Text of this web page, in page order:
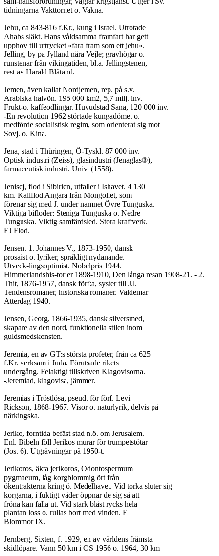
tidningarna Vakttornet o. Vakna.
Jehu, ca 843-816 f.Kr., kung i Israel. Utrotade
Ahabs släkt. Hans våldsamma framfart har gett
upphov till uttrycket »fara fram som ett jehu».
Jelling, by på Jylland nära Vejle; gravhögar o.
runstenar från vikingatiden, bl.a. Jellingstenen,
rest av Harald Blåtand.
Jemen, även kallat Nordjemen, rep. på s.v.
Arabiska halvön. 195 000 km2, 5,7 milj. inv.
Frukt-o. kaffeodlingar. Huvudstad Sana, 120 000 inv.
-En revolution 1962 störtade kungadömet o.
medförde socialistisk regim, som orienterat sig mot
Sovj. o. Kina.
Jena, stad i Thüringen, Ö-Tyskl. 87 000 inv.
Optisk industri (Zeiss), glasindustri (Jenaglas®),
farmaceutisk industri. Univ. (1558).
Jenisej, flod i Sibirien, utfaller i Ishavet. 4 130
km. Källflod Angara från Mongoliet, som
förenar sig med J. under namnet Övre Tunguska.
Viktiga bifloder: Steniga Tunguska o. Nedre
Tunguska. Viktig samfärdsled. Stora kraftverk.
EJ Flod.
Jensen. 1. Johannes V., 1873-1950, dansk
prosaist o. lyriker, språkligt nydanande.
Utveck-lingsoptimist. Nobelpris 1944.
Himmerlandshis-torier 1898-1910, Den långa resan 1908-21. - 2.
Thit, 1876-1957, dansk förf:a, syster till J.l.
Tendensromaner, historiska romaner. Valdemar
Atterdag 1940.
Jensen, Georg, 1866-1935, dansk silversmed,
skapare av den nord, funktionella stilen inom
guldsmedskonsten.
Jeremia, en av GT:s största profeter, från ca 625
f.Kr. verksam i Juda. Förutsade rikets
undergång. Felaktigt tillskriven Klagovisorna.
-Jeremiad, klagovisa, jämmer.
Jeremias i Tröstlösa, pseud. för förf. Levi
Rickson, 1868-1967. Visor o. naturlyrik, delvis på
närkingska.
Jeriko, forntida befäst stad n.ö. om Jerusalem.
Enl. Bibeln föll Jerikos murar för trumpetstötar
(Jos. 6). Utgrävningar på 1950-t.
Jerikoros, äkta jerikoros, Odontospermum
pygmaeum, låg korgblommig ört från
ökentrakterna kring ö. Medelhavet. Vid torka sluter sig
korgarna, i fuktigt väder öppnar de sig så att
fröna kan falla ut. Vid stark blåst rycks hela
plantan loss o. rullas bort med vinden. E
Blommor IX.
Jernberg, Sixten, f. 1929, en av världens främsta
skidlöpare. Vann 50 km i OS 1956 o. 1964, 30 km